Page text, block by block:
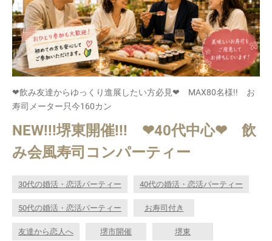
❤飲み友達からゆっくり進展したい方必見❤ MAX80名様!! お
寿司メーター只今160カン
NEW!!!堺東開催!!! ❤40代中心❤ 飲
み会風寿司コンパーティー
30代の婚活・恋活パーティー 40代の婚活・恋活パーティー
50代の婚活・恋活パーティー お寿司付き
友達から恋人へ 堺市開催 堺東